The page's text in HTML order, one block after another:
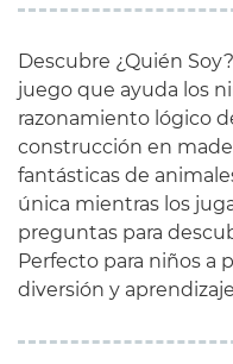
Descubre ¿Quién
juego que ayuda los
razonamiento lógico
construcción en
fantásticas de
única mientras los
preguntas para
Perfecto para niños a
diversión y